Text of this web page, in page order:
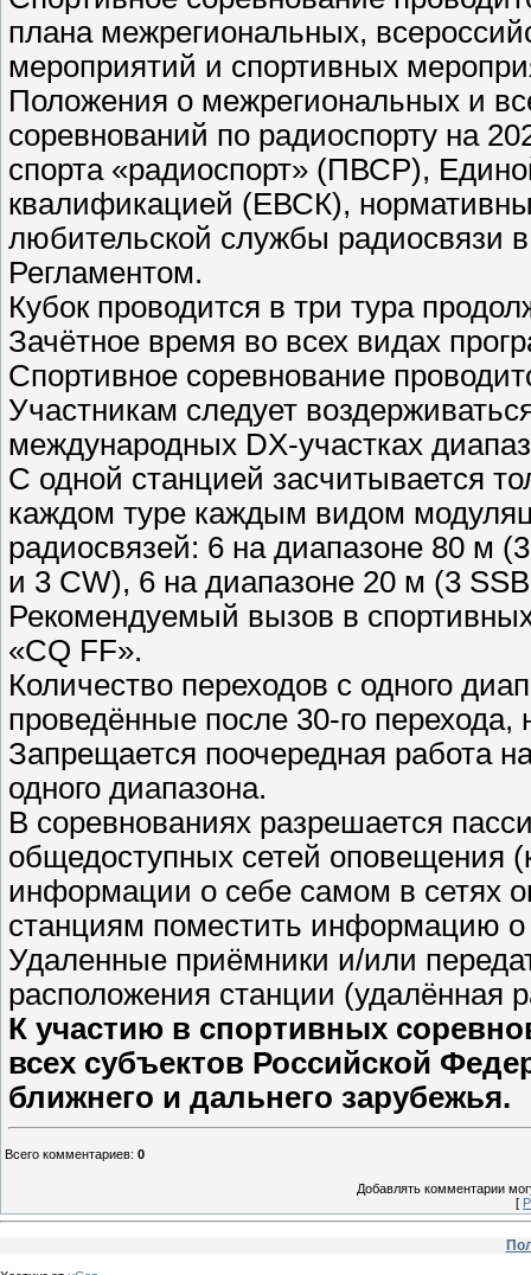
плана межрегиональных,
мероприятий и спортивных
Положения о межрегиональных и
соревнований по радиоспорту на
спорта «радиоспорт» (ПВСР),
квалификацией (ЕВСК),
любительской службы радиосвязи
Регламентом.
Кубок проводится в три тура
Зачётное время во всех видах
Спортивное соревнование
Участникам следует
международных DX-участках
С одной станцией засчитывается
каждом туре каждым видом
радиосвязей: 6 на диапазоне 80 м
и 3 CW), 6 на диапазоне 20 м (3
Рекомендуемый вызов в
«CQ FF».
Количество переходов с одного
проведённые после 30-го перехода,
Запрещается поочередная работа
одного диапазона.
В соревнованиях разрешается
общедоступных сетей оповещения
информации о себе самом в сетях
станциям поместить информацию
Удаленные приёмники и/или
расположения станции (удалённая
К участию в спортивных
всех субъектов Российской
ближнего и дальнего зарубежья.
Всего комментариев: 0
Добавлять комментарии
[